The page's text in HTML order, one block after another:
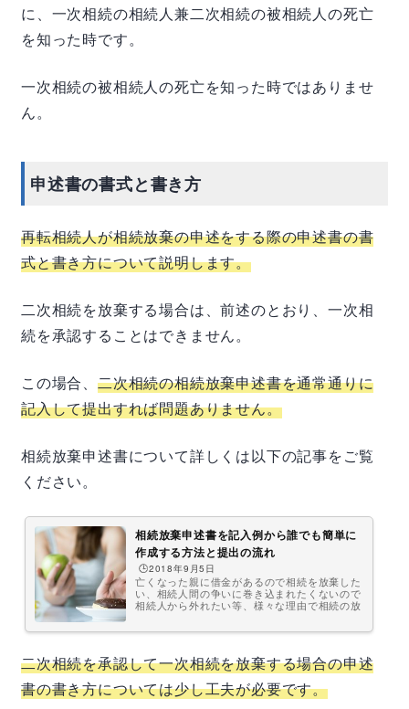
に、一次相続の相続人兼二次相続の被相続人の死亡
を知った時です。
一次相続の被相続人の死亡を知った時ではありませ
ん。
申述書の書式と書き方
再転相続人が相続放棄の申述をする際の申述書の書
式と書き方について説明します。
二次相続を放棄する場合は、前述のとおり、一次相
続を承認することはできません。
この場合、 二次相続の相続放棄申述書を通常通りに
記入して提出すれば問題ありません。
相続放棄申述書について詳しくは以下の記事をご覧
ください。
相続放棄申述書を記入例から誰でも簡単に
作成する方法と提出の流れ
🕒️2018年9月5日
亡くなった親に借金があるので相続を放棄した
い、相続人間の争いに巻き込まれたくないので
相続人から外れたい等、様々な理由で相続の放
棄を行うためには相続放棄申述書を作成しなけ
述書の書き方や入手方法、提出後の流れなどに
ついて説明したいと思います。相続放棄申述書
とは相続放棄申述書とは、ある方が亡くなった
場合に、その相続人が相続をしたくない（放棄
したい）場合に、家庭裁判所に提出する書類で
二次相続を承認して一次相続を放棄する場合の申述
書の書き方については少し工夫が必要です。